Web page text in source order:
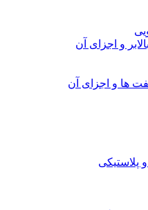
و اجزای آن
ها و اجزای آن